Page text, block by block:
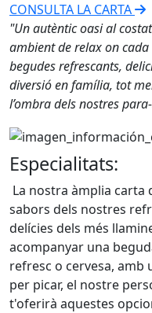
CONSULTA LA CARTA
"Un autèntic oasi al
ambient de relax on
begudes refrescants,
diversió en família, tot
l’ombra dels nostres
Especialitats:
La nostra àmplia carta
sabors dels nostres
delícies dels més
acompanyar una
refresc o cervesa, amb
per picar, el nostre
t'oferirà aquestes